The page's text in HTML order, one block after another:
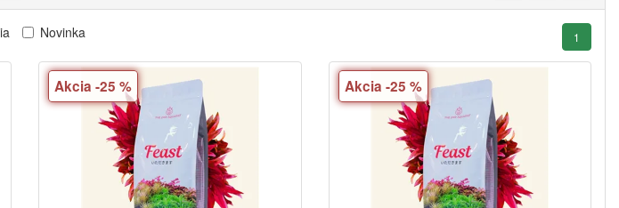
Novinka 1
Akcia -25 % Akcia -25 %